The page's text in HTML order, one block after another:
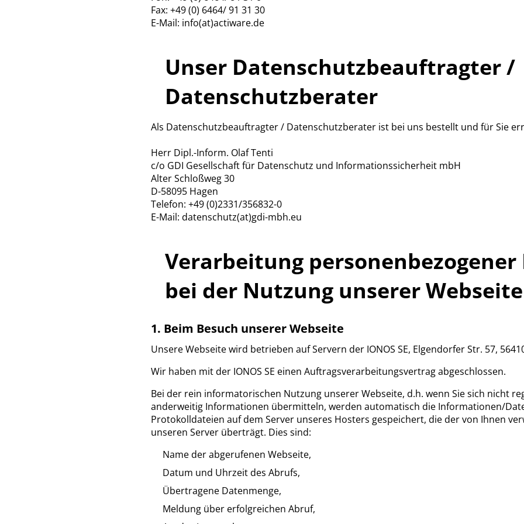
Fax: +49 (0) 6464/ 91 31 30
E-Mail: info(at)actiware.de
Unser Datenschutzbeauftragter /
Datenschutzberater
Als Datenschutzbeauftragter / Datenschutzberater ist bei uns bestellt und für Sie
Herr Dipl.-Inform. Olaf Tenti
c/o GDI Gesellschaft für Datenschutz und Informationssicherheit mbH
Alter Schloßweg 30
D-58095 Hagen
Telefon: +49 (0)2331/356832-0
E-Mail: datenschutz(at)gdi-mbh.eu
Verarbeitung personenbezogener
bei der Nutzung unserer Webseite
1. Beim Besuch unserer Webseite
Unsere Webseite wird betrieben auf Servern der IONOS SE, Elgendorfer Str. 57,
Wir haben mit der IONOS SE einen Auftragsverarbeitungsvertrag abgeschlossen.
Bei der rein informatorischen Nutzung unserer Webseite, d.h. wenn Sie sich nicht
anderweitig Informationen übermitteln, werden automatisch die Informationen/
Protokolldateien auf dem Server unseres Hosters gespeichert, die der von Ihnen
unseren Server überträgt. Dies sind:
Name der abgerufenen Webseite,
Datum und Uhrzeit des Abrufs,
Übertragene Datenmenge,
Meldung über erfolgreichen Abruf,